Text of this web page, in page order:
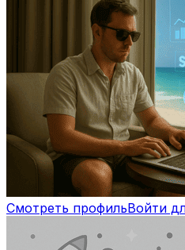
Смотреть профильВойти